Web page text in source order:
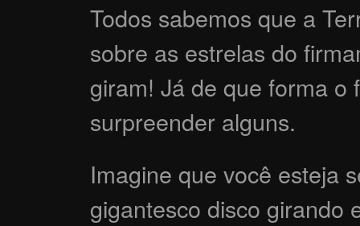
Todos sabemos que a
sobre as estrelas do
giram! Já de que forma o
surpreender alguns.
Imagine que você esteja
gigantesco disco girando